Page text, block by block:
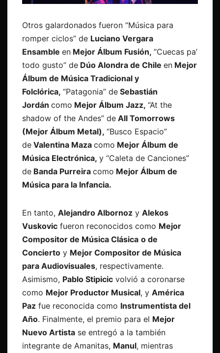
Otros galardonados fueron “Música para
romper ciclos” de Luciano Vergara
Ensamble en Mejor Álbum Fusión, “Cuecas pa’
todo gusto” de Dúo Alondra de Chile en Mejor
Álbum de Música Tradicional y
Folclórica, “Patagonia” de Sebastián
Jordán como Mejor Álbum Jazz, “At the
shadow of the Andes” de All Tomorrows
(Mejor Álbum Metal), “Busco Espacio”
de Valentina Maza como Mejor Álbum de
Música Electrónica, y “Caleta de Canciones”
de Banda Purreira como Mejor Álbum de
Música para la Infancia.
En tanto, Alejandro Albornoz y Alekos
Vuskovic fueron reconocidos como Mejor
Compositor de Música Clásica o de
Concierto y Mejor Compositor de Música
para Audiovisuales, respectivamente.
Asimismo, Pablo Stipicic volvió a coronarse
como Mejor Productor Musical, y América
Paz fue reconocida como Instrumentista del
Año. Finalmente, el premio para el Mejor
Nuevo Artista se entregó a la también
integrante de Amanitas, Manul, mientras